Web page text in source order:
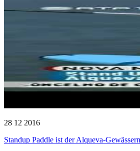
28 12 2016
Standup Paddle ist der Alqueva-